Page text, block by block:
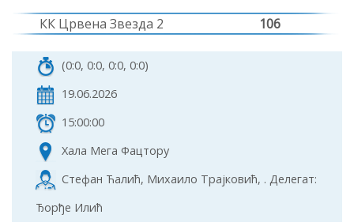
КК Црвена Звезда 2 106
(0:0, 0:0, 0:0, 0:0)
19.06.2026
15:00:00
Хала Мега Фацторy
Стефан Ћалић, Михаило Трајковић, . Делегат:
Ђорђе Илић